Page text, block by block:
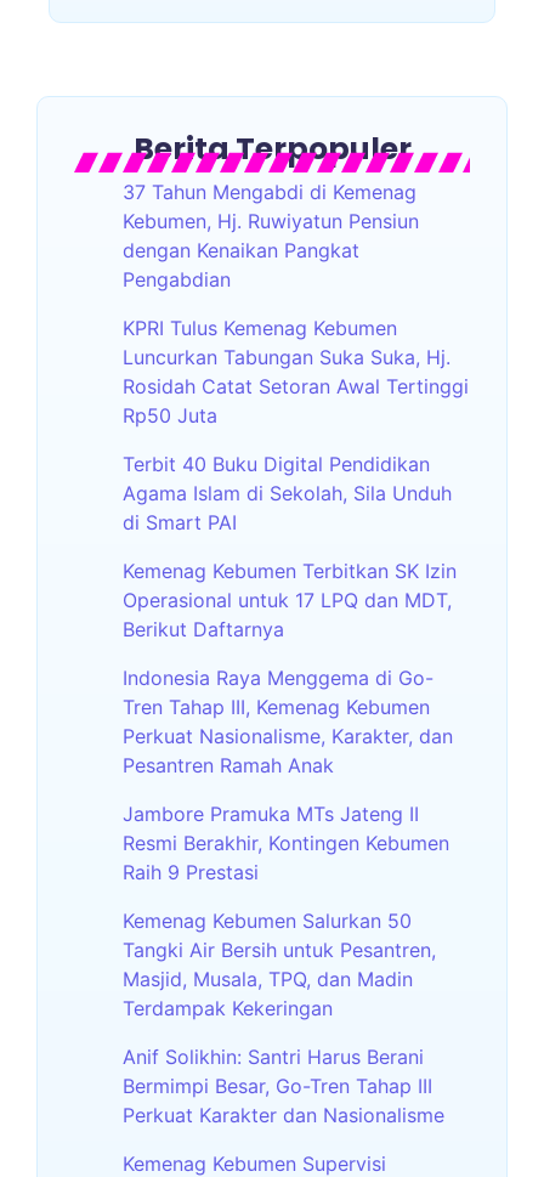
Berita Terpopuler
37 Tahun Mengabdi di Kemenag
Kebumen, Hj. Ruwiyatun Pensiun
dengan Kenaikan Pangkat
Pengabdian
KPRI Tulus Kemenag Kebumen
Luncurkan Tabungan Suka Suka, Hj.
Rosidah Catat Setoran Awal Tertinggi
Rp50 Juta
Terbit 40 Buku Digital Pendidikan
Agama Islam di Sekolah, Sila Unduh
di Smart PAI
Kemenag Kebumen Terbitkan SK Izin
Operasional untuk 17 LPQ dan MDT,
Berikut Daftarnya
Indonesia Raya Menggema di Go-
Tren Tahap III, Kemenag Kebumen
Perkuat Nasionalisme, Karakter, dan
Pesantren Ramah Anak
Jambore Pramuka MTs Jateng II
Resmi Berakhir, Kontingen Kebumen
Raih 9 Prestasi
Kemenag Kebumen Salurkan 50
Tangki Air Bersih untuk Pesantren,
Masjid, Musala, TPQ, dan Madin
Terdampak Kekeringan
Anif Solikhin: Santri Harus Berani
Bermimpi Besar, Go-Tren Tahap III
Perkuat Karakter dan Nasionalisme
Kemenag Kebumen Supervisi